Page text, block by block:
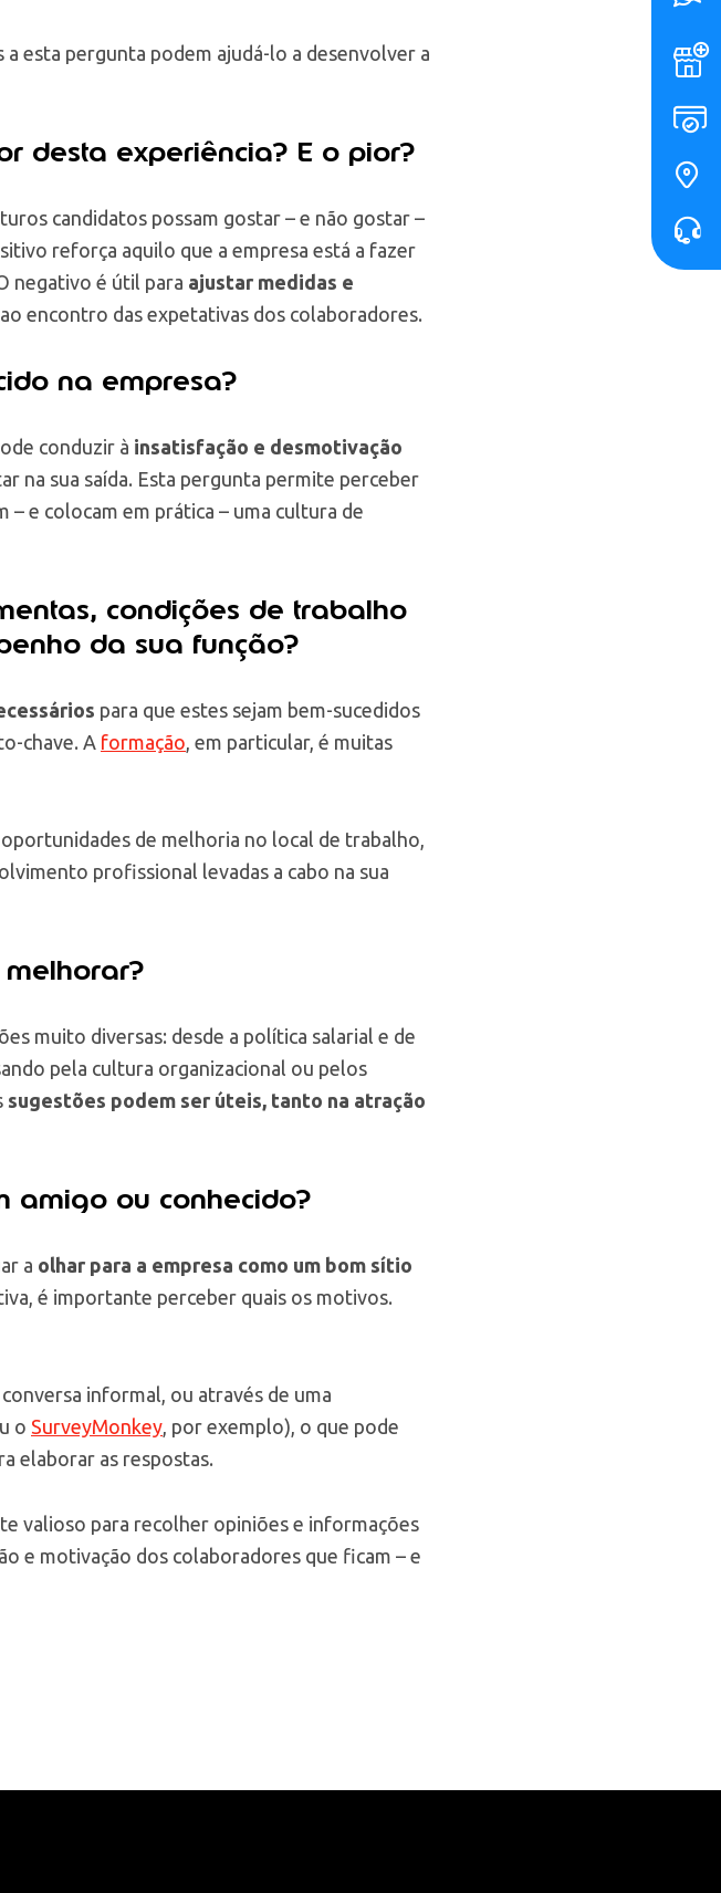
a esta pergunta podem ajudá-lo a desenvolver a
desta experiência? E o pior?
candidatos possam gostar – e não gostar –
reforça aquilo que a empresa está a fazer
negativo é útil para ajustar medidas e
encontro das expetativas dos colaboradores.
na empresa?
conduzir à insatisfação e desmotivação
na sua saída. Esta pergunta permite perceber
– e colocam em prática – uma cultura de
condições de trabalho
da sua função?
para que estes sejam bem-sucedidos
chave. A formação , em particular, é muitas
de melhoria no local de trabalho,
profissional levadas a cabo na sua
muito diversas: desde a política salarial e de
pela cultura organizacional ou pelos
sugestões podem ser úteis, tanto na atração
amigo ou conhecido?
a olhar para a empresa como um bom sítio
é importante perceber quais os motivos.
informal, ou através de uma
o SurveyMonkey , por exemplo), o que pode
elaborar as respostas.
valioso para recolher opiniões e informações
e motivação dos colaboradores que ficam – e